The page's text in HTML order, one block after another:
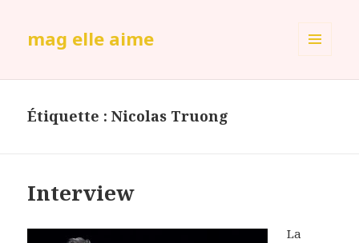
mag elle aime
Étiquette :Nicolas Truong
Interview
La